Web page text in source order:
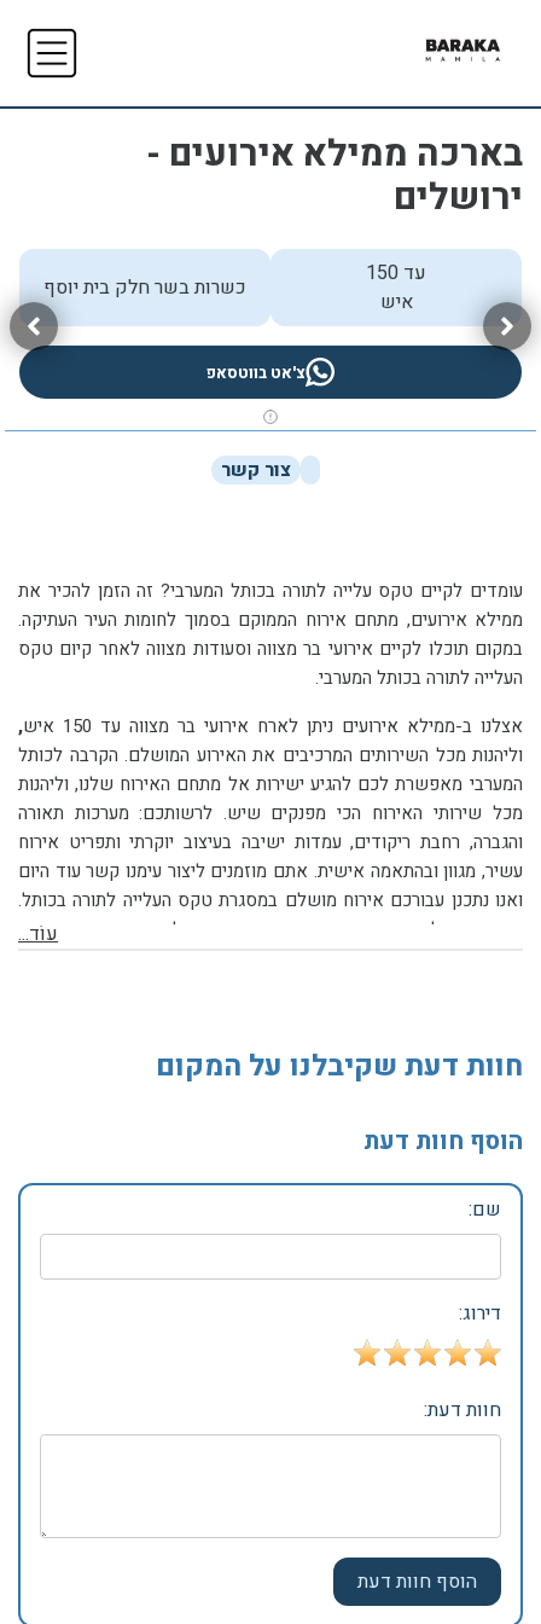
בארכה ממילא אירועים -
ירושלים
עד 150
איש
כשרות בשר חלק בית יוסף
צ'אט בווטסאפ
צור קשר
עומדים לקיים טקס עלייה לתורה בכותל המערבי? זה הזמן להכיר את
ממילא אירועים, מתחם אירוח הממוקם בסמוך לחומות העיר העתיקה.
במקום תוכלו לקיים אירועי בר מצווה וסעודות מצווה לאחר קיום טקס
העלייה לתורה בכותל המערבי.
אצלנו ב-ממילא אירועים ניתן לארח אירועי בר מצווה עד 150 איש
,
וליהנות מכל השירותים המרכיבים את האירוע המושלם. הקרבה לכותל
המערבי מאפשרת לכם להגיע ישירות אל מתחם האירוח שלנו, וליהנות
מכל שירותי האירוח הכי מפנקים שיש. לרשותכם: מערכות תאורה
והגברה, רחבת ריקודים, עמדות ישיבה בעיצוב יוקרתי ותפריט אירוח
עשיר, מגוון ובהתאמה אישית. אתם מוזמנים ליצור עימנו קשר עוד היום
ואנו נתכנן עבורכם אירוח מושלם במסגרת טקס העלייה לתורה בכותל.
המקום פועל בהשגחת הרבנות הראשית בירושלים בסוג
כשרות בשר
חלק-בית יוסף.
עוֹד...
חוות דעת שקיבלנו על המקום
הוסף חוות דעת
שם:
דירוג:
חוות דעת: